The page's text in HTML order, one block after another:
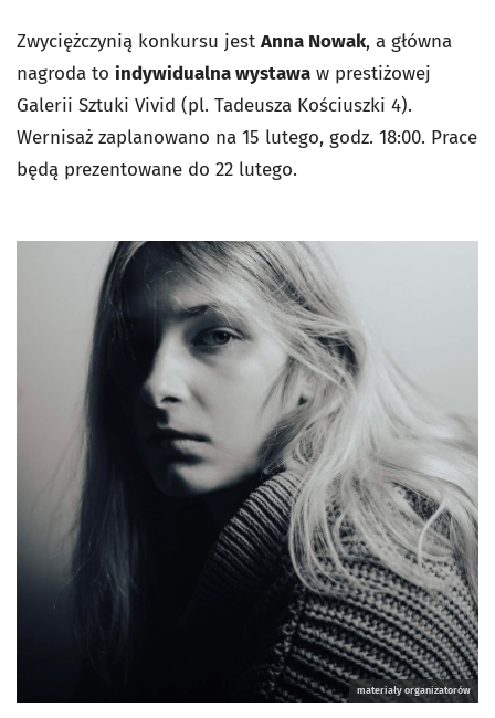
Zwyciężczynią konkursu jest Anna Nowak, a główna
nagroda to indywidualna wystawa w prestiżowej
Galerii Sztuki Vivid (pl. Tadeusza Kościuszki 4).
Wernisaż zaplanowano na 15 lutego, godz. 18:00. Prace
będą prezentowane do 22 lutego.
materiały organizatorów